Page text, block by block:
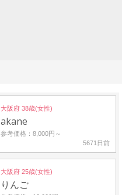
大阪府 38歳(女性)
akane
参考価格：8,000円～
5671日前
大阪府 25歳(女性)
りんご